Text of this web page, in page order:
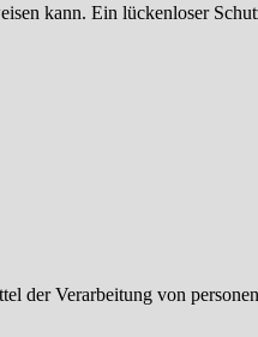
kann. Ein lückenloser
der Verarbeitung von